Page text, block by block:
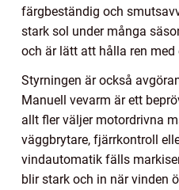
färgbeständig och
stark sol under många
och är lätt att hålla ren med
Styrningen är också
Manuell vevarm är ett
allt fler väljer motordrivna
väggbrytare, fjärrkontroll
vindautomatik fälls
blir stark och in när vinden